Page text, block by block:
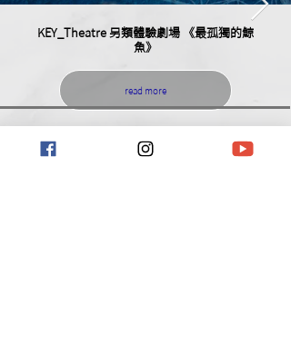
KEY_Theatre 另類體驗劇場 《最孤獨的鯨
魚》
read more